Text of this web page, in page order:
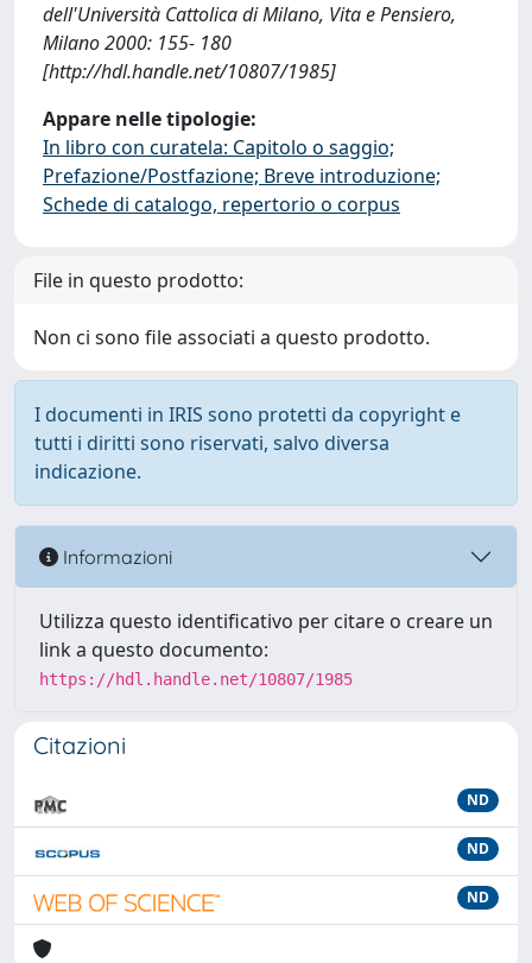
dell'Università Cattolica di Milano, Vita e Pensiero,
Milano 2000: 155- 180
[http://hdl.handle.net/10807/1985]
Appare nelle tipologie:
In libro con curatela: Capitolo o saggio;
Prefazione/Postfazione; Breve introduzione;
Schede di catalogo, repertorio o corpus
File in questo prodotto:
Non ci sono file associati a questo prodotto.
I documenti in IRIS sono protetti da copyright e
tutti i diritti sono riservati, salvo diversa
indicazione.
Informazioni
Utilizza questo identificativo per citare o creare un
link a questo documento:
https://hdl.handle.net/10807/1985
Citazioni
ND
ND
ND